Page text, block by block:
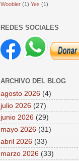
Woobler (1) Yes (1)
REDES SOCIALES
ARCHIVO DEL BLOG
agosto 2026 (4)
julio 2026 (27)
junio 2026 (29)
mayo 2026 (31)
abril 2026 (33)
marzo 2026 (33)